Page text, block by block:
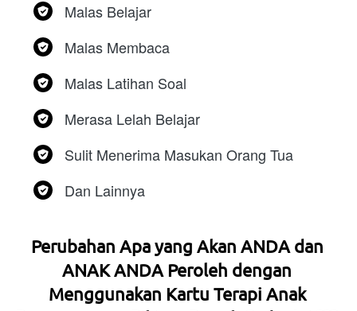
Malas Belajar
Malas Membaca
Malas Latihan Soal
Merasa Lelah Belajar
Sulit Menerima Masukan Orang Tua
Dan Lainnya
Perubahan Apa yang Akan ANDA dan
ANAK ANDA Peroleh dengan
Menggunakan Kartu Terapi Anak